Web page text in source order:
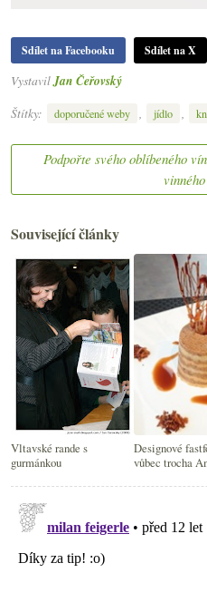
Sdílet na Facebooku Sdílet na X
Vystavil Jan Čeřovský
Štítky:
doporučené weby , jídlo ,
Podpořte svého oblíbeného
Související články
Vltavské rande s
gurmánkou
Designové
vůbec trocha